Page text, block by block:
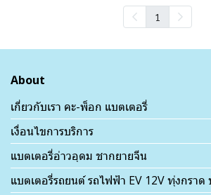
1
About
เกี่ยวกับเรา คะ-พ็อก แบตเตอรี่
เงื่อนไขการบริการ
แบตเตอรี่อ่าวอุดม ชากยายจีน
แบตเตอรี่รถยนต์ รถไฟฟ้า EV 12V ทุ่งกราด